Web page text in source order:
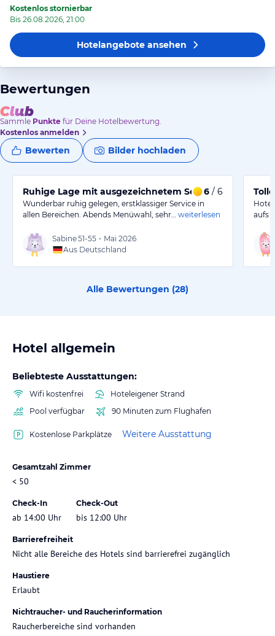
Kostenlos stornierbar
Bis 26.08.2026, 21:00
Hotelangeboteansehen
Bewertungen
Sammle Punkte für Deine Hotelbewertung.
Kostenlos anmelden
Bewerten Bilder hochladen
Ruhige Lage mit ausgezeichnetem Service und tollen
6 / 6
Wunderbar ruhig gelegen, erstklassiger Service in
allen Bereichen. Abends Menüwahl, sehr…
weiterlesen
Sabine51-55 • Mai 2026
Aus Deutschland
aufs
Alle Bewertungen (28)
Hotel allgemein
Beliebteste Ausstattungen:
Wifi kostenfrei
Hoteleigener Strand
Pool verfügbar
90 Minuten zum Flughafen
Kostenlose Parkplätze Weitere Ausstattung
Gesamtzahl Zimmer
< 50
Check-In
ab 14:00 Uhr
Check-Out
bis 12:00 Uhr
Barrierefreiheit
Nicht alle Bereiche des Hotels sind barrierefrei zugänglich
Haustiere
Erlaubt
Nichtraucher- und Raucherinformation
Raucherbereiche sind vorhanden